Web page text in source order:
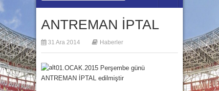
ANTREMAN İPTAL
31 Ara 2014 Haberler
01.OCAK.2015 Perşembe günü
ANTREMAN İPTAL edilmiştir